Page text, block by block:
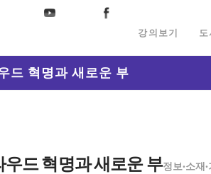
강의보기
드 혁명과 새로운 부
우드 혁명과 새로운 부정보·소재